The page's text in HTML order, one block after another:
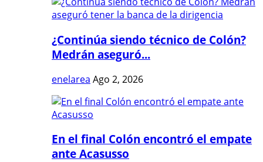
¿Continúa siendo técnico de Colón?
Medrán aseguró...
enelarea Ago 2, 2026
En el final Colón encontró el empate
ante Acasusso